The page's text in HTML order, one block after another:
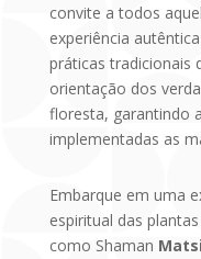
convite a todos
experiência
práticas tradicionais
orientação dos
floresta, garantindo
implementadas as
Embarque em uma
espiritual das
como Shaman